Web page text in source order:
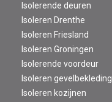
Isolerende deuren
Isoleren Drenthe
Isoleren Friesland
Isoleren Groningen
Isolerende voordeur
Isoleren gevelbekleding
Isoleren kozijnen